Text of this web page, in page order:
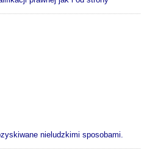
nieludzkimi sposobami.